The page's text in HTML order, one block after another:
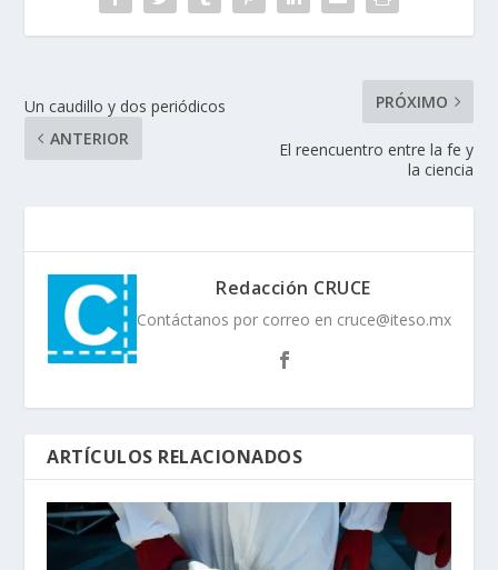
Un caudillo y dos periódicos
ANTERIOR
PRÓXIMO
El reencuentro entre la fe y
la ciencia
Redacción CRUCE
Contáctanos por correo en cruce@iteso.mx
ARTÍCULOS RELACIONADOS